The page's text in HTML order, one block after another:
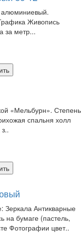
Живопись
за метр...
«Мельбурн». Степень
спальня холл
Зеркала Антикварные
на бумаге (пастель,
Фотографии цвет..